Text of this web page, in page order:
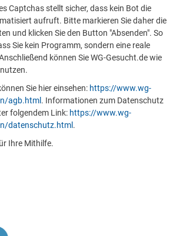
Captchas stellt sicher, dass kein Bot die
aufruft. Bitte markieren Sie daher die
und klicken Sie den Button "Absenden". So
Sie kein Programm, sondern eine reale
können Sie WG-Gesucht.de wie
Sie hier einsehen: https://www.wg-
agb.html . Informationen zum Datenschutz
folgendem Link: https://www.wg-
datenschutz.html .
Ihre Mithilfe.